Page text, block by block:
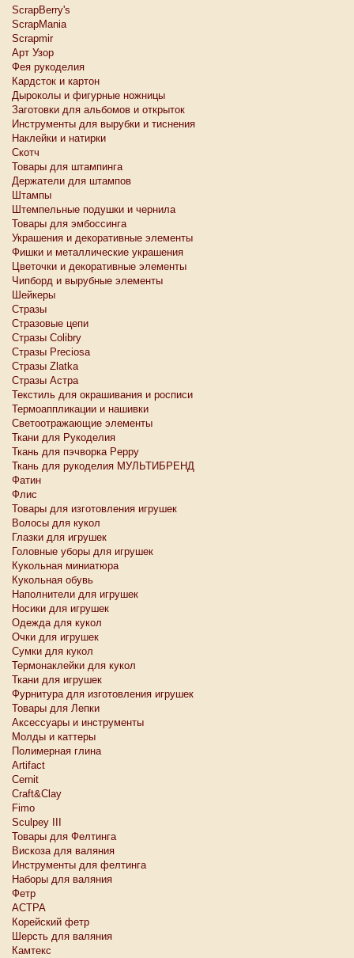
ScrapBerry's
ScrapMania
Scrapmir
Арт Узор
Фея рукоделия
Кардсток и картон
Дыроколы и фигурные ножницы
Заготовки для альбомов и открыток
Инструменты для вырубки и тиснения
Наклейки и натирки
Скотч
Товары для штампинга
Держатели для штампов
Штампы
Штемпельные подушки и чернила
Товары для эмбоссинга
Украшения и декоративные элементы
Фишки и металлические украшения
Цветочки и декоративные элементы
Чипборд и вырубные элементы
Шейкеры
Стразы
Стразовые цепи
Стразы Colibry
Стразы Preciosa
Стразы Zlatka
Стразы Астра
Текстиль для окрашивания и росписи
Термоаппликации и нашивки
Светоотражающие элементы
Ткани для Рукоделия
Ткань для пэчворка Peppy
Ткань для рукоделия МУЛЬТИБРЕНД
Фатин
Флис
Товары для изготовления игрушек
Волосы для кукол
Глазки для игрушек
Головные уборы для игрушек
Кукольная миниатюра
Кукольная обувь
Наполнители для игрушек
Носики для игрушек
Одежда для кукол
Очки для игрушек
Сумки для кукол
Термонаклейки для кукол
Ткани для игрушек
Фурнитура для изготовления игрушек
Товары для Лепки
Аксессуары и инструменты
Молды и каттеры
Полимерная глина
Artifact
Cernit
Craft&Clay
Fimo
Sculpey III
Товары для Фелтинга
Вискоза для валяния
Инструменты для фелтинга
Наборы для валяния
Фетр
АСТРА
Корейский фетр
Шерсть для валяния
Камтекс